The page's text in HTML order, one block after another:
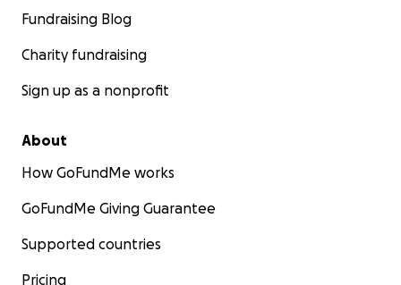
Fundraising Blog
Charity fundraising
Sign up as a nonprofit
About
How GoFundMe works
GoFundMe Giving Guarantee
Supported countries
Pricing